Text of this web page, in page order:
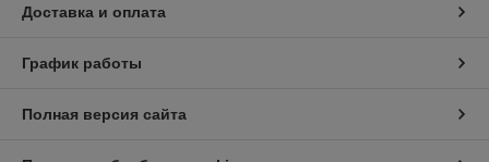
Доставка и оплата
График работы
Полная версия сайта